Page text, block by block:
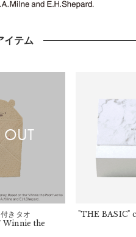
イテム
OUT
きタオ
Winnie the
"THE BASIC"